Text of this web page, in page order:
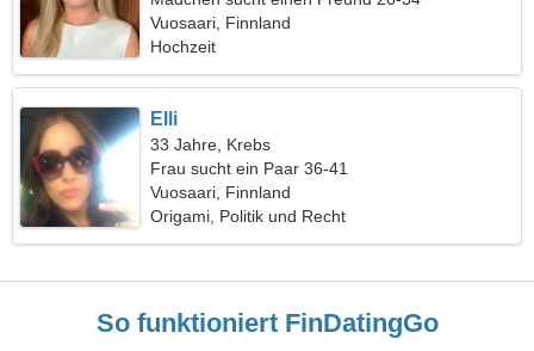
Vuosaari, Finnland
Hochzeit
Elli
33 Jahre, Krebs
Frau sucht ein Paar 36-41
Vuosaari, Finnland
Origami, Politik und Recht
So funktioniert FinDatingGo